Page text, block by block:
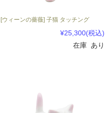
[ウィーンの薔薇] 子猫 タッチング
¥25,300(税込)
在庫 あり